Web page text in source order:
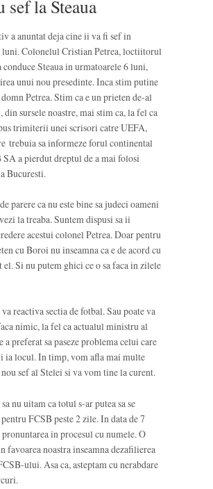
sef la Steaua
a anuntat deja cine ii va fi sef in
luni. Colonelul Cristian Petrea, loctiitorul
Steaua in urmatoarele 6 luni,
unui nou presedinte. Inca stim putine
domn Petrea. Stim ca e un prieten de-al
sursele noastre, mai stim ca, la fel ca
trimiterii unei scrisori catre UEFA,
trebuia sa informeze forul continental
SA a pierdut dreptul de a mai folosi
Bucuresti.
parere ca nu este bine sa judeci oameni
la treaba. Suntem dispusi sa ii
acestui colonel Petrea. Doar pentru
cu Boroi nu inseamna ca e de acord cu
el. Si nu putem ghici ce o sa faca in zilele
va reactiva sectia de fotbal. Sau poate va
nimic, la fel ca actualul ministru al
a preferat sa paseze problema celui care
ia locul. In timp, vom afla mai multe
nou sef al Stelei si va vom tine la curent.
nu uitam ca totul s-ar putea sa se
pentru FCSB peste 2 zile. In data de 7
in procesul cu numele. O
favoarea noastra inseamna dezafilierea
ului. Asa ca, asteptam cu nerabdare